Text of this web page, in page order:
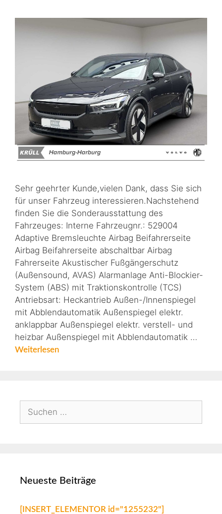
Sehr geehrter Kunde,vielen Dank, dass Sie sich
für unser Fahrzeug interessieren.Nachstehend
finden Sie die Sonderausstattung des
Fahrzeuges: Interne Fahrzeugnr.: 529004
Adaptive Bremsleuchte Airbag Beifahrerseite
Airbag Beifahrerseite abschaltbar Airbag
Fahrerseite Akustischer Fußgängerschutz
(Außensound, AVAS) Alarmanlage Anti-Blockier-
System (ABS) mit Traktionskontrolle (TCS)
Antriebsart: Heckantrieb Außen-/Innenspiegel
mit Abblendautomatik Außenspiegel elektr.
anklappbar Außenspiegel elektr. verstell- und
heizbar Außenspiegel mit Abblendautomatik …
Weiterlesen
Neueste Beiträge
[INSERT_ELEMENTOR id="1255232"]